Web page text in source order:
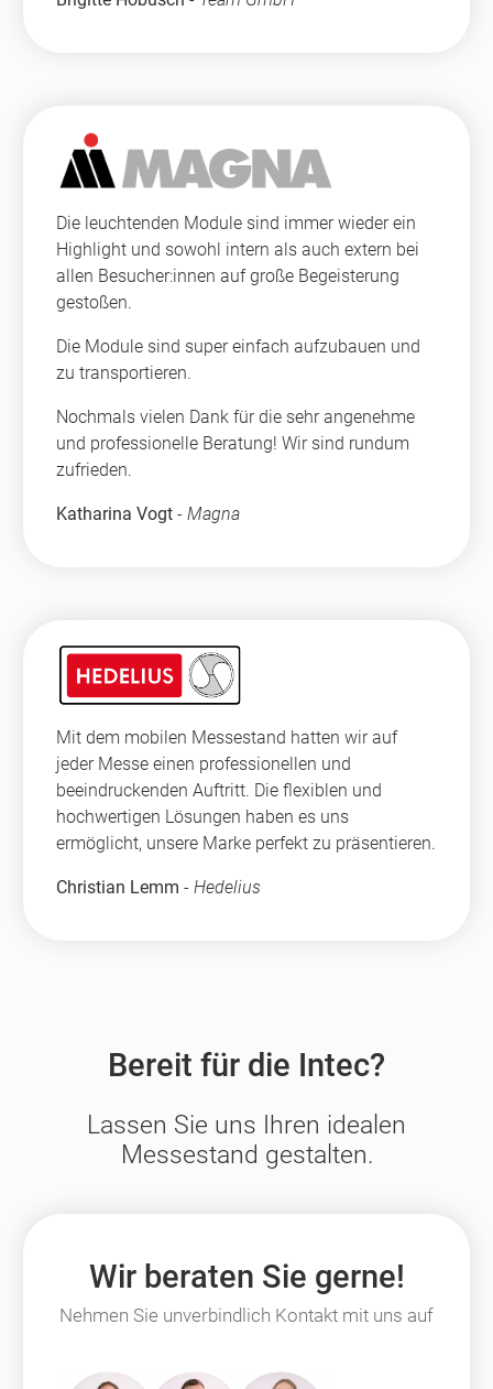
Die leuchtenden Module sind immer wieder ein
Highlight und sowohl intern als auch extern bei
allen Besucher:innen auf große Begeisterung
gestoßen.
Die Module sind super einfach aufzubauen und
zu transportieren.
Nochmals vielen Dank für die sehr angenehme
und professionelle Beratung! Wir sind rundum
zufrieden.
Katharina Vogt - Magna
Mit dem mobilen Messestand hatten wir auf
jeder Messe einen professionellen und
beeindruckenden Auftritt. Die flexiblen und
hochwertigen Lösungen haben es uns
ermöglicht, unsere Marke perfekt zu präsentieren.
Christian Lemm - Hedelius
Bereit für die Intec?
Lassen Sie uns Ihren idealen
Messestand gestalten.
Wir beraten Sie gerne!
Nehmen Sie unverbindlich Kontakt mit uns auf